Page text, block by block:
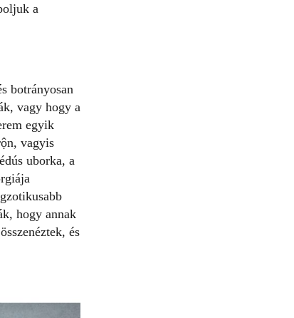
a
botrányosan
vagy hogy a
egyik
, vagyis
uborka, a
hogy annak
és